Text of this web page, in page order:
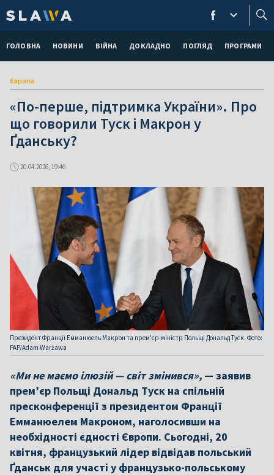
ГОЛОВНА НОВИНИ ВІЙНА ДОКЛАДНО ПОГЛЯД ПРОГРАМИ
Європа
«По-перше, підтримка України». Про
що говорили Туск і Макрон у
Ґданську?
20.04.2026, 19:46
Президент Франції Емманюель Макрон та прем'єр-міністр Польщі Дональд Туск. Фото:
PAP/Adam Warżawa
«Ми не маємо ілюзій — світ змінився», — заявив
прем’єр Польщі Дональд Туск на спільній
пресконференції з президентом Франції
Емманюелем Макроном, наголосивши на
необхідності єдності Європи. Сьогодні, 20
квітня, французький лідер відвідав польський
Ґданськ для участі у французько-польському